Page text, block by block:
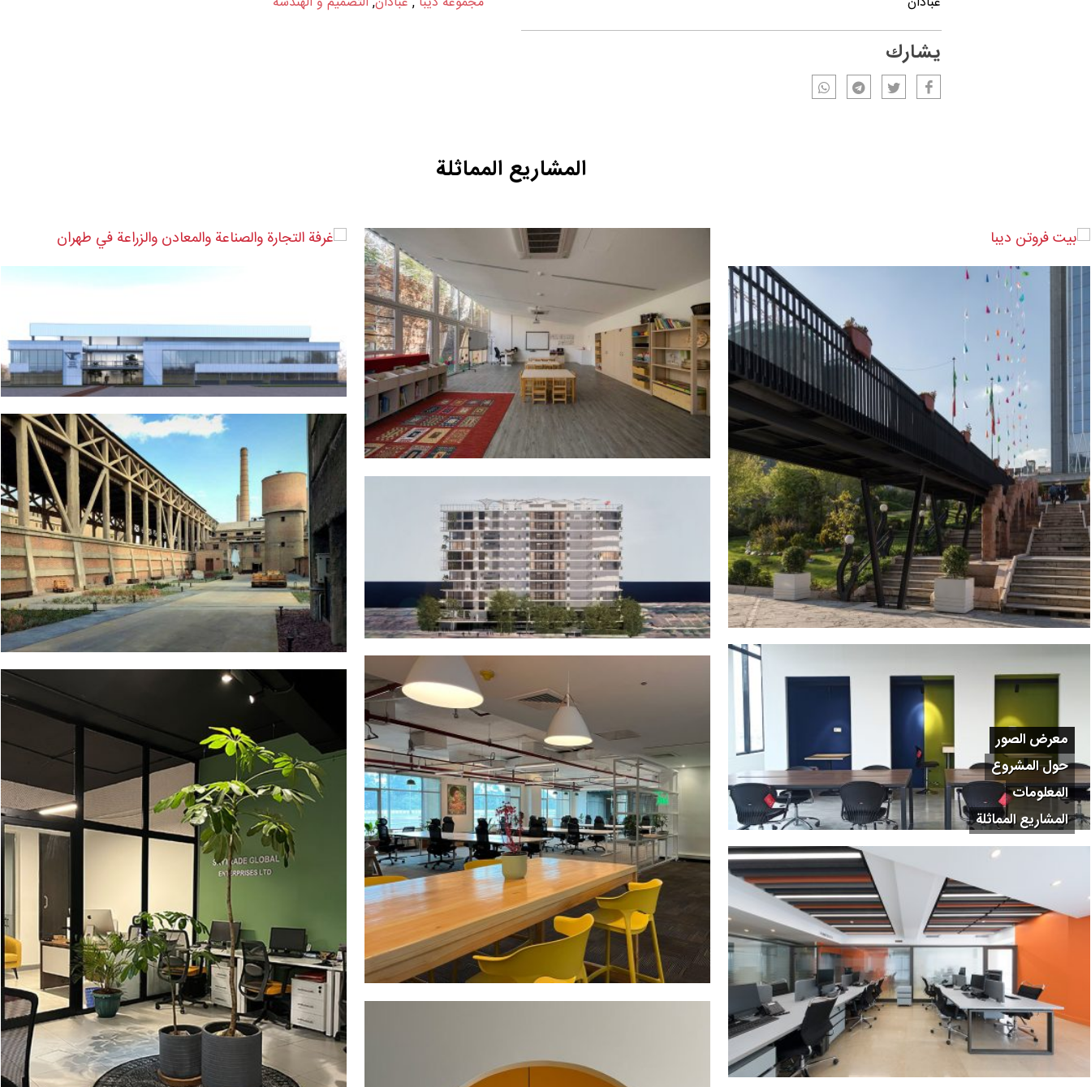
معرض الصور
حول المشروع
المعلومات
المشاريع المماثلة
يشارك
المشاريع المماثلة